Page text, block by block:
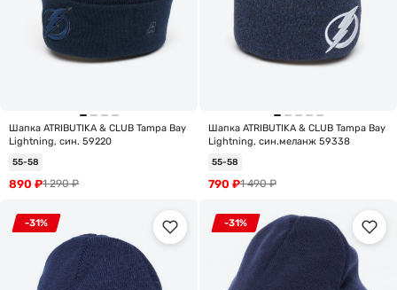
Шапка ATRIBUTIKA & CLUB Tampa Bay
Lightning, син. 59220
55-58
1 290₽
890 ₽
Шапка ATRIBUTIKA & CLUB Tampa Bay
Lightning, син.меланж 59338
55-58
1 490₽
790 ₽
-31% -31%